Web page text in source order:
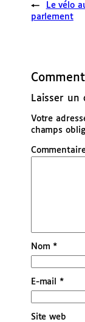
←
Le vélo
parlement
Laisser un
Votre
champs
Nom*
E-mail*
Site web